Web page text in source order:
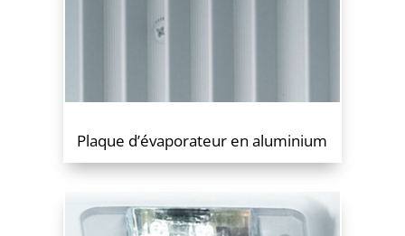
Plaque d’évaporateur en aluminium